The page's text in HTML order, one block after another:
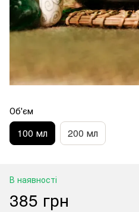
Об'єм
100 мл 200 мл
В наявності
385 грн